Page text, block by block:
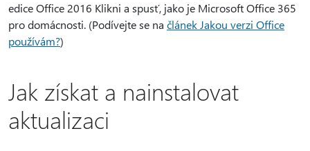
edice Office 2016 Klikni a spusť, jako je Microsoft Office 365
pro domácnosti. (Podívejte se na článek Jakou verzi Office
používám?)
Jak získat a nainstalovat
aktualizaci